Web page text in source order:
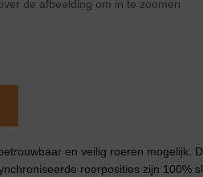
de afbeelding om in te zoomen
en veilig roeren mogelijk.
roerposities zijn 100%